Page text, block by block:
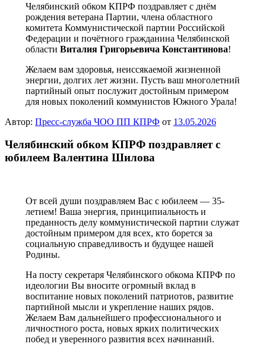
Челябинский обком КПРФ поздравляет с днём
рождения ветерана Партии, члена областного
комитета Коммунистической партии Российской
Федерации и почётного гражданина Челябинской
области Виталия Григорьевича Константинова!
Желаем вам здоровья, неиссякаемой жизненной
энергии, долгих лет жизни. Пусть ваш многолетний
партийный опыт послужит достойным примером
для новых поколений коммунистов Южного Урала!
Автор: Пресс-служба ЧОО ПП КПРФ от 13.05.2026
Челябинский обком КПРФ поздравляет с
юбилеем Валентина Шилова
От всей души поздравляем Вас с юбилеем — 35-
летием! Ваша энергия, принципиальность и
преданность делу коммунистической партии служат
достойным примером для всех, кто борется за
социальную справедливость и будущее нашей
Родины.
На посту секретаря Челябинского обкома КПРФ по
идеологии Вы вносите огромный вклад в
воспитание новых поколений патриотов, развитие
партийной мысли и укрепление наших рядов.
Желаем Вам дальнейшего профессионального и
личностного роста, новых ярких политических
побед и уверенного развития всех начинаний.